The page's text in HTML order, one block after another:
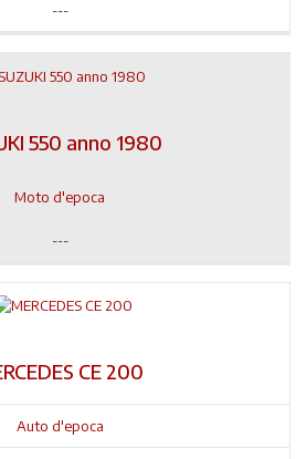
---
550 anno 1980
Moto d'epoca
---
CE 200
Auto d'epoca